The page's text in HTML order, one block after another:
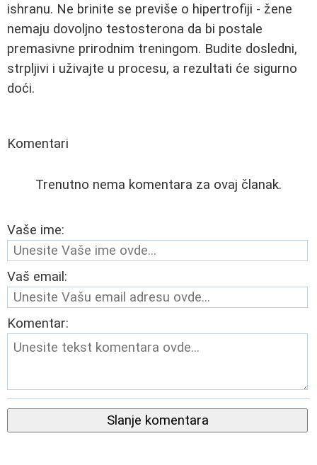
ishranu. Ne brinite se previše o hipertrofiji - žene
nemaju dovoljno testosterona da bi postale
premasivne prirodnim treningom. Budite dosledni,
strpljivi i uživajte u procesu, a rezultati će sigurno
doći.
Komentari
Trenutno nema komentara za ovaj članak.
Vaše ime:
Vaš email:
Komentar:
Slanje komentara